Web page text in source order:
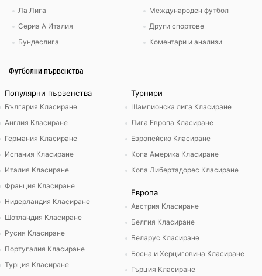
Ла Лига
Сериа А Италия
Бундеслига
Международен футбол
Други спортове
Коментари и анализи
Футболни първенства
Популярни първенства
България Класиране
Англия Класиране
Германия Класиране
Испания Класиране
Италия Класиране
Франция Класиране
Нидерландия Класиране
Шотландия Класиране
Русия Класиране
Португалия Класиране
Турция Класиране
Турнири
Шампионска лига Класиране
Лига Европа Класиране
Европейско Класиране
Копа Америка Класиране
Копа Либертадорес Класиране
Европа
Австрия Класиране
Белгия Класиране
Беларус Класиране
Босна и Херциговина Класиране
Гърция Класиране